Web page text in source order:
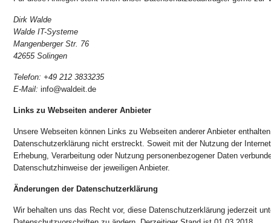
Dirk Walde
Walde IT-Systeme
Mangenberger Str. 76
42655 Solingen
Telefon: +49 212 3833235
E-Mail: info@waldeit.de
Links zu Webseiten anderer Anbieter
Unsere Webseiten können Links zu Webseiten anderer Anbieter
Datenschutzerklärung nicht erstreckt. Soweit mit der Nutzung der
Erhebung, Verarbeitung oder Nutzung personenbezogener Daten
Datenschutzhinweise der jeweiligen Anbieter.
Änderungen der Datenschutzerklärung
Wir behalten uns das Recht vor, diese Datenschutzerklärung jederzeit